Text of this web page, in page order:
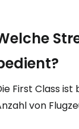
First Class
von